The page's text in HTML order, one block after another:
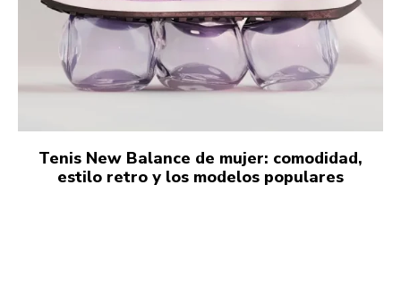
Tenis New Balance de mujer: comodidad,
estilo retro y los modelos populares